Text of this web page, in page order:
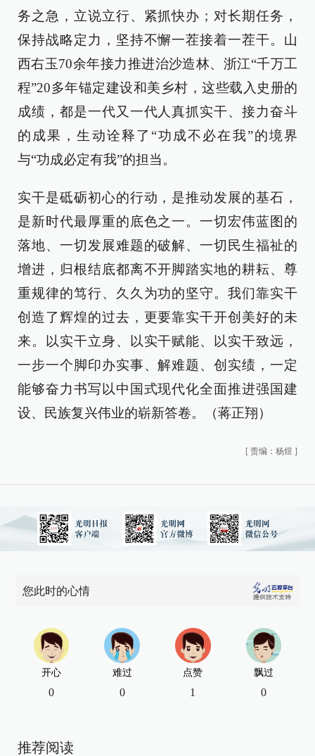
务之急，立说立行、紧抓快办；对长期任务，
保持战略定力，坚持不懈一茬接着一茬干。山
西右玉70余年接力推进治沙造林、浙江“千万工
程”20多年锚定建设和美乡村，这些载入史册的
成绩，都是一代又一代人真抓实干、接力奋斗
的成果，生动诠释了“功成不必在我”的境界
与“功成必定有我”的担当。
实干是砥砺初心的行动，是推动发展的基石，
是新时代最厚重的底色之一。一切宏伟蓝图的
落地、一切发展难题的破解、一切民生福祉的
增进，归根结底都离不开脚踏实地的耕耘、尊
重规律的笃行、久久为功的坚守。我们靠实干
创造了辉煌的过去，更要靠实干开创美好的未
来。以实干立身、以实干赋能、以实干致远，
一步一个脚印办实事、解难题、创实绩，一定
能够奋力书写以中国式现代化全面推进强国建
设、民族复兴伟业的崭新答卷。（蒋正翔）
[ 责编：杨煜 ]
您此时的心情
开心
0
难过
0
点赞
1
飘过
0
推荐阅读